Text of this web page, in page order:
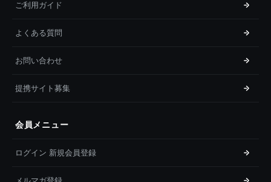
ご利用ガイド
よくある質問
お問い合わせ
提携サイト募集
会員メニュー
ログイン 新規会員登録